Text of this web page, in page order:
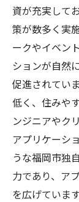
資が充実して
策が数多く実
ークやイベン
ションが自然
促進されてい
低く、住みや
ンジニアやク
アプリケーシ
うな福岡市独
力であり、ア
を広げています